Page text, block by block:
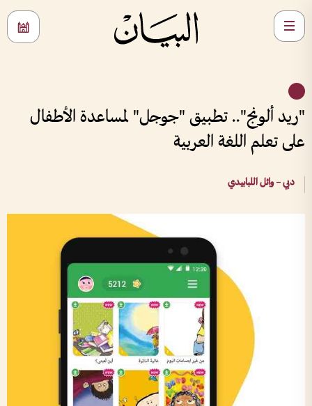
"ريد ألونج".. تطبيق "جوجل" لمساعدة الأطفال
على تعلم اللغة العربية
دبي – وائل اللبابيدي